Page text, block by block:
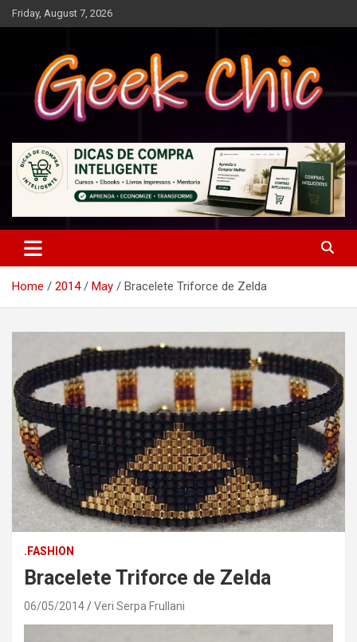
Skip
to
Friday, August 7, 2026
Geek Chic
Home 2014 May Bracelete Triforce de Zelda
.FASHION
Bracelete Triforce de Zelda
06/05/2014 Veri Serpa Frullani